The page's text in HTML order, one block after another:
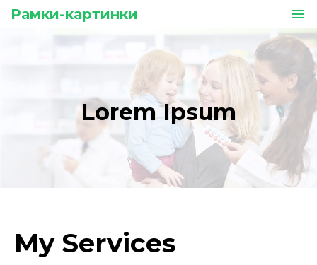
Рамки-картинки menu
Lorem Ipsum
My Services